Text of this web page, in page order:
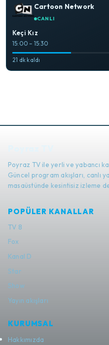
Cartoon Network
CANLI
Keçi Kız
15:00 – 15:30
21 dk kaldı
Poyraz TV ile yerli ve yabancı
Güncel program akışları, canlı
masaüstünde kesintisiz izleme
POPÜLER KANALLAR
TV 8
Fox
Kanal D
Star
Show
Yayın akışları
KURUMSAL
Hakkımızda